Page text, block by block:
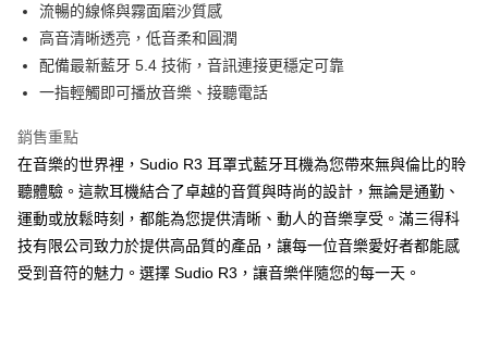
流暢的線條與霧面磨沙質感
高音清晰透亮，低音柔和圓潤
配備最新藍牙 5.4 技術，音訊連接更穩定可靠
一指輕觸即可播放音樂、接聽電話
銷售重點
在音樂的世界裡，Sudio R3 耳罩式藍牙耳機為您帶來無與倫比的聆
聽體驗。這款耳機結合了卓越的音質與時尚的設計，無論是通勤、
運動或放鬆時刻，都能為您提供清晰、動人的音樂享受。滿三得科
技有限公司致力於提供高品質的產品，讓每一位音樂愛好者都能感
受到音符的魅力。選擇 Sudio R3，讓音樂伴隨您的每一天。